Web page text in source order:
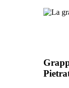
dark_blue